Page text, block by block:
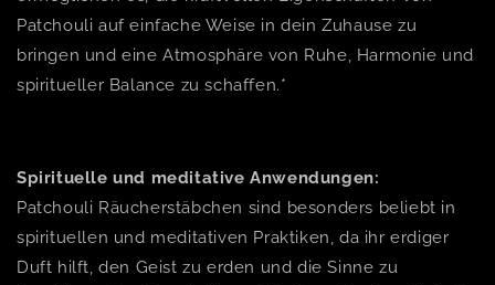
Patchouli auf einfache Weise in dein Zuhause zu
bringen und eine Atmosphäre von Ruhe, Harmonie und
spiritueller Balance zu schaffen.*
Spirituelle und meditative Anwendungen:
Patchouli Räucherstäbchen sind besonders beliebt in
spirituellen und meditativen Praktiken, da ihr erdiger
Duft hilft, den Geist zu erden und die Sinne zu